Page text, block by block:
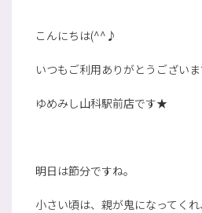
こんにちは(^^♪
いつもご利用ありがとうございま
ゆめみし山科駅前店です★
明日は節分ですね。
小さい頃は、親が鬼になってく